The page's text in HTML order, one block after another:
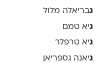
גבריאלה מלול
גיא טמם
גיא טרפלר
גיאנה גספריאן